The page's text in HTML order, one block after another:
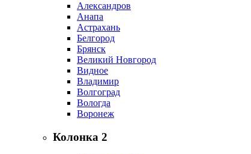
Александров
Анапа
Астрахань
Белгород
Брянск
Великий Новгород
Видное
Владимир
Волгоград
Вологда
Воронеж
Колонка 2